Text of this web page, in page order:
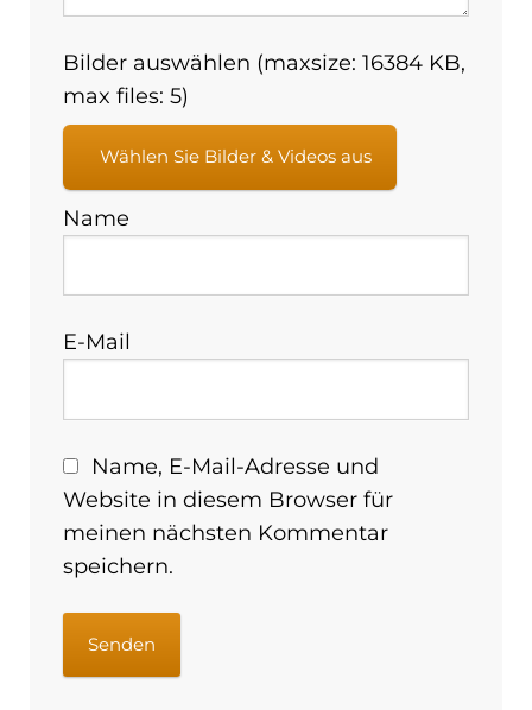
Bilder auswählen (maxsize: 16384 KB,
max files: 5)
Wählen Sie Bilder & Videos aus
Name
E-Mail
Name, E-Mail-Adresse und
Website in diesem Browser für
meinen nächsten Kommentar
speichern.